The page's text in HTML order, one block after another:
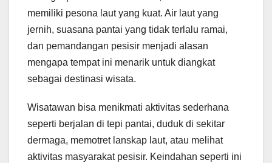
memiliki pesona laut yang kuat. Air laut yang
jernih, suasana pantai yang tidak terlalu ramai,
dan pemandangan pesisir menjadi alasan
mengapa tempat ini menarik untuk diangkat
sebagai destinasi wisata.
Wisatawan bisa menikmati aktivitas sederhana
seperti berjalan di tepi pantai, duduk di sekitar
dermaga, memotret lanskap laut, atau melihat
aktivitas masyarakat pesisir. Keindahan seperti ini